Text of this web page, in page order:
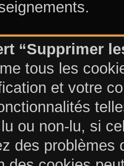
“Supprimer
tous les
et votre
ou non-lu, si
des problèmes